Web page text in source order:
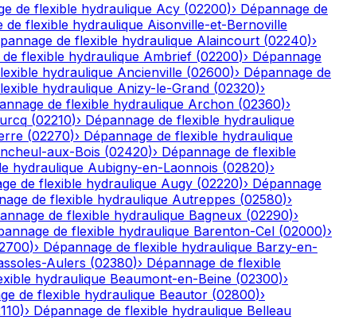
de flexible hydraulique Acy (02200)› Dépannage de
de flexible hydraulique Aisonville-et-Bernoville
de flexible hydraulique Alaincourt (02240)›
de flexible hydraulique Ambrief (02200)› Dépannage
hydraulique Ancienville (02600)› Dépannage de
hydraulique Anizy-le-Grand (02320)›
de flexible hydraulique Archon (02360)›
(02210)› Dépannage de flexible hydraulique
(02270)› Dépannage de flexible hydraulique
aux-Bois (02420)› Dépannage de flexible
hydraulique Aubigny-en-Laonnois (02820)›
de flexible hydraulique Augy (02220)› Dépannage
de flexible hydraulique Autreppes (02580)›
de flexible hydraulique Bagneux (02290)›
de flexible hydraulique Barenton-Cel (02000)›
)› Dépannage de flexible hydraulique Barzy-en-
Aulers (02380)› Dépannage de flexible
hydraulique Beaumont-en-Beine (02300)›
de flexible hydraulique Beautor (02800)›
)› Dépannage de flexible hydraulique Belleau